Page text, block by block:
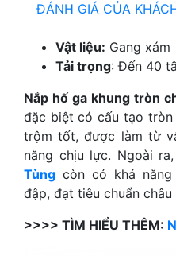
ĐÁNH GIÁ CỦA
Vật liệu: Gang xám
Tải trọng: Đến 40
Nắp hố ga khung tròn
đặc biệt có cấu tạo tròn
trộm tốt, được làm từ
năng chịu lực. Ngoài
Tùng còn có khả
đập, đạt tiêu chuẩn châu
>>>> TÌM HIỂU THÊM: